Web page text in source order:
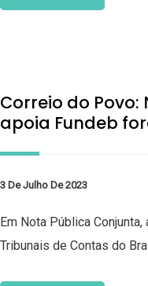
Correio do
apoia Fundeb
3 De Julho De 2023
Em Nota Pública
Tribunais de Contas do